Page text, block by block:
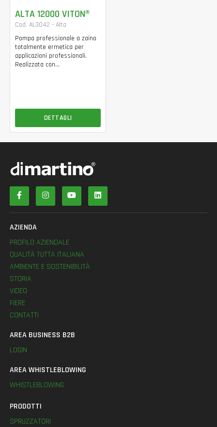
ALTA 12000 VITON®
Cod. AL3042 - Alta
Pompa professionale a zaino
totalmente ermetica per
applicazioni professionali.
Realizzata con...
DETTAGLI
AZIENDA
PROFILO AZIENDALE
QUALITÀ TUTTA ITALIANA
AMBIENTE E SOSTENIBILITÀ
STORIA
VIDEO
FIERE
CONTATTI
AREA BUSINESS B2B
LOGIN
AREA WHISTLEBLOWING
WHISTLEBLOWING
PRODOTTI
SPRUZZATORI